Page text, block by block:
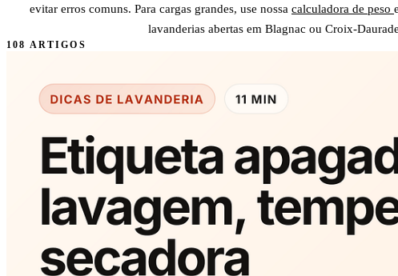
evitar erros comuns. Para cargas grandes, use nossa calculadora de peso
lavanderias abertas em Blagnac ou Croix-
108 ARTIGOS